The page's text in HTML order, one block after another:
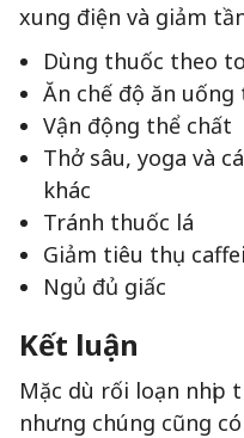
xung điện và giảm
Dùng thuốc theo
Ăn chế độ ăn
Vận động thể chất
Thở sâu, yoga và
khác
Tránh thuốc lá
Giảm tiêu thụ
Ngủ đủ giấc
Kết luận
Mặc dù rối loạn nhịp
nhưng chúng cũng